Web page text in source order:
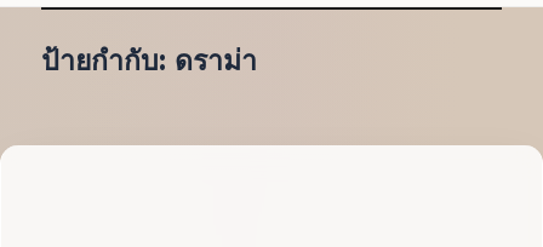
ป้ายกำกับ: ดราม่า